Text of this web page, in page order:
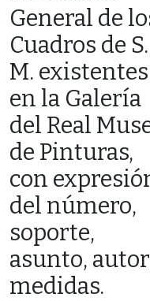
General de
Cuadros de S.
M. existentes
en la Galería
del Real
de Pinturas,
con
del número,
soporte,
asunto,
medidas.